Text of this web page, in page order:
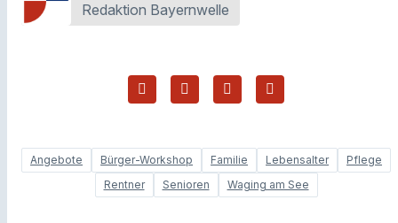
Redaktion Bayernwelle
Angebote Bürger-Workshop Familie Lebensalter
Pflege
Rentner
Senioren Waging am See